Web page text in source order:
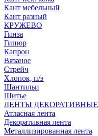
Кант мебельный
Кант разный
КРУЖЕВО
Гинза
Гипюр
Капрон
Вязаное
Стрейч
Хлопок, п/э
Шантильи
Шитье
ЛЕНТЫ ДЕКОРАТИВНЫЕ
Атласная лента
Декоративная лента
Металлизированная лента